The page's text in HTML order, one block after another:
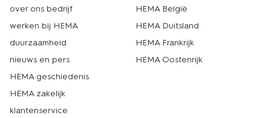
over ons bedrijf
werken bij HEMA
duurzaamheid
nieuws en pers
HEMA geschiedenis
HEMA zakelijk
klantenservice
HEMA België
HEMA Duitsland
HEMA Frankrijk
HEMA Oostenrijk